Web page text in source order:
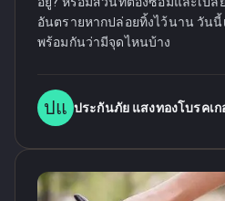
อันตรายหากปล่อยทิ้งไว้นาน วันนี้
พร้อมกันว่ามีจุดไหนบ้าง
ปแ ประกันภัย แสงทองโบรคเก